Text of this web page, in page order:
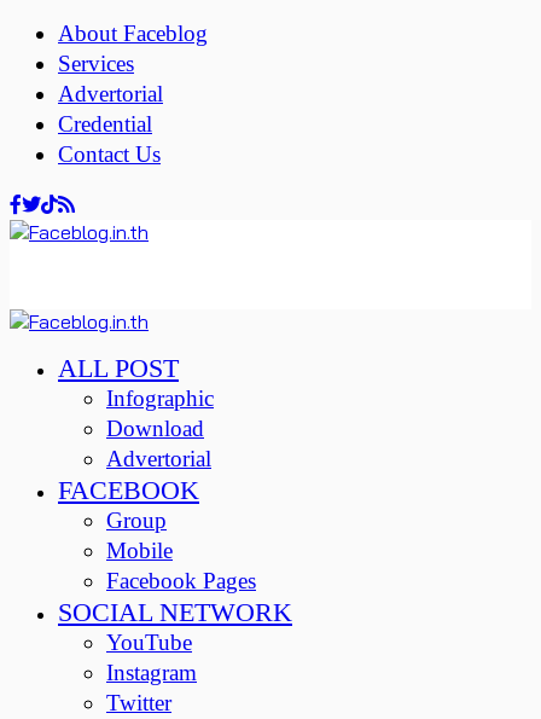
About Faceblog
Services
Advertorial
Credential
Contact Us
ALL POST
Infographic
Download
Advertorial
FACEBOOK
Group
Mobile
Facebook Pages
SOCIAL NETWORK
YouTube
Instagram
Twitter